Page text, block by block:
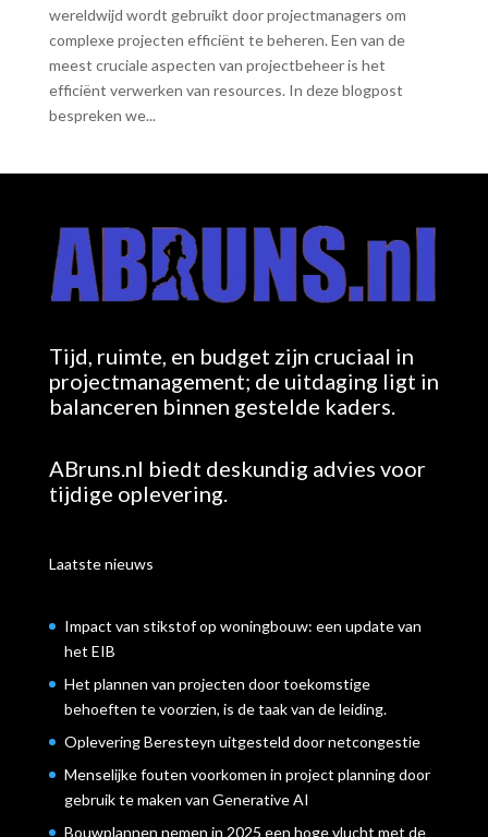
wereldwijd wordt gebruikt door projectmanagers om
complexe projecten efficiënt te beheren. Een van de
meest cruciale aspecten van projectbeheer is het
efficiënt verwerken van resources. In deze blogpost
bespreken we...
Tijd, ruimte, en budget zijn cruciaal in
projectmanagement; de uitdaging ligt in
balanceren binnen gestelde kaders.
ABruns.nl biedt deskundig advies voor
tijdige oplevering.
Laatste nieuws
Impact van stikstof op woningbouw: een update van
het EIB
Het plannen van projecten door toekomstige
behoeften te voorzien, is de taak van de leiding.
Oplevering Beresteyn uitgesteld door netcongestie
Menselijke fouten voorkomen in project planning door
gebruik te maken van Generative AI
Bouwplannen nemen in 2025 een hoge vlucht met de